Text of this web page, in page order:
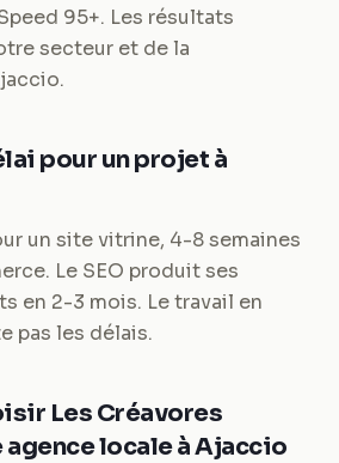
95+. Les résultats
secteur et de la
pour un projet à
un site vitrine, 4-8 semaines
Le SEO produit ses
en 2-3 mois. Le travail en
pas les délais.
Les Créavores
agence locale à Ajaccio